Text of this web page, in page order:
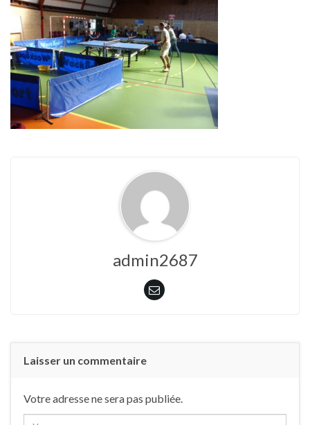
admin2687
Laisser un commentaire
Votre adresse ne sera pas publiée.